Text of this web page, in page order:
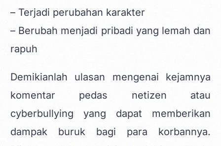
– Terjadi perubahan karakter
– Berubah menjadi pribadi yang lemah dan
rapuh
Demikianlah ulasan mengenai kejamnya
komentar pedas netizen atau
cyberbullying yang dapat memberikan
dampak buruk bagi para korbannya.